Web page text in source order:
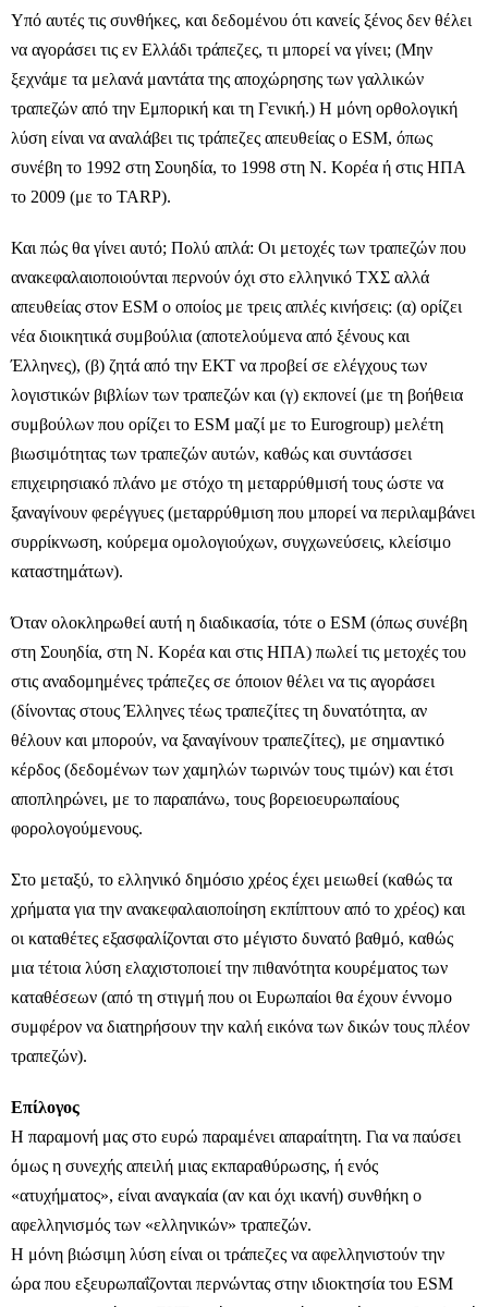
Υπό αυτές τις συνθήκες, και δεδομένου ότι κανείς ξένος δεν θέλει
να αγοράσει τις εν Ελλάδι τράπεζες, τι μπορεί να γίνει; (Μην
ξεχνάμε τα μελανά μαντάτα της αποχώρησης των γαλλικών
τραπεζών από την Εμπορική και τη Γενική.) Η μόνη ορθολογική
λύση είναι να αναλάβει τις τράπεζες απευθείας ο ΕSM, όπως
συνέβη το 1992 στη Σουηδία, το 1998 στη Ν. Κορέα ή στις ΗΠΑ
το 2009 (με το TARP).
Και πώς θα γίνει αυτό; Πολύ απλά: Οι μετοχές των τραπεζών που
ανακεφαλαιοποιούνται περνούν όχι στο ελληνικό ΤΧΣ αλλά
απευθείας στον ESM ο οποίος με τρεις απλές κινήσεις: (α) ορίζει
νέα διοικητικά συμβούλια (αποτελούμενα από ξένους και
Έλληνες), (β) ζητά από την ΕΚΤ να προβεί σε ελέγχους των
λογιστικών βιβλίων των τραπεζών και (γ) εκπονεί (με τη βοήθεια
συμβούλων που ορίζει το ESM μαζί με το Eurogroup) μελέτη
βιωσιμότητας των τραπεζών αυτών, καθώς και συντάσσει
επιχειρησιακό πλάνο με στόχο τη μεταρρύθμισή τους ώστε να
ξαναγίνουν φερέγγυες (μεταρρύθμιση που μπορεί να περιλαμβάνει
συρρίκνωση, κούρεμα ομολογιούχων, συγχωνεύσεις, κλείσιμο
καταστημάτων).
Όταν ολοκληρωθεί αυτή η διαδικασία, τότε ο ESM (όπως συνέβη
στη Σουηδία, στη Ν. Κορέα και στις ΗΠΑ) πωλεί τις μετοχές του
στις αναδομημένες τράπεζες σε όποιον θέλει να τις αγοράσει
(δίνοντας στους Έλληνες τέως τραπεζίτες τη δυνατότητα, αν
θέλουν και μπορούν, να ξαναγίνουν τραπεζίτες), με σημαντικό
κέρδος (δεδομένων των χαμηλών τωρινών τους τιμών) και έτσι
αποπληρώνει, με το παραπάνω, τους βορειοευρωπαίους
φορολογούμενους.
Στο μεταξύ, το ελληνικό δημόσιο χρέος έχει μειωθεί (καθώς τα
χρήματα για την ανακεφαλαιοποίηση εκπίπτουν από το χρέος) και
οι καταθέτες εξασφαλίζονται στο μέγιστο δυνατό βαθμό, καθώς
μια τέτοια λύση ελαχιστοποιεί την πιθανότητα κουρέματος των
καταθέσεων (από τη στιγμή που οι Ευρωπαίοι θα έχουν έννομο
συμφέρον να διατηρήσουν την καλή εικόνα των δικών τους πλέον
τραπεζών).
Επίλογος
Η παραμονή μας στο ευρώ παραμένει απαραίτητη. Για να παύσει
όμως η συνεχής απειλή μιας εκπαραθύρωσης, ή ενός
«ατυχήματος», είναι αναγκαία (αν και όχι ικανή) συνθήκη ο
αφελληνισμός των «ελληνικών» τραπεζών.
Η μόνη βιώσιμη λύση είναι οι τράπεζες να αφελληνιστούν την
ώρα που εξευρωπαΐζονται περνώντας στην ιδιοκτησία του ESM